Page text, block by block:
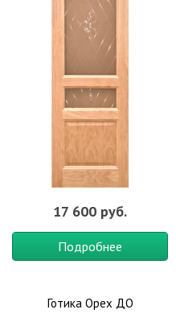
отделочными материалами.
выглядит белый дверной
матовых оттенков.
Мифы о поверхности белого
– такая поверхность легко
– за дверьми сложно ухаживать,
– белый цвет слишком
Эмаль
Материал:
Крашенные
Назначение:Для ванной и
Офисные
17 600 руб.
Подробнее
Готика Орех ДО